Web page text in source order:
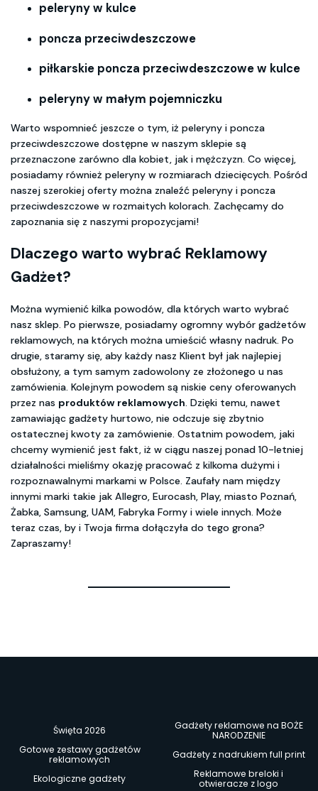
peleryny w kulce
poncza przeciwdeszczowe
piłkarskie poncza przeciwdeszczowe w kulce
peleryny w małym pojemniczku
Warto wspomnieć jeszcze o tym, iż peleryny i poncza
przeciwdeszczowe dostępne w naszym sklepie są
przeznaczone zarówno dla kobiet, jak i mężczyzn. Co więcej,
posiadamy również peleryny w rozmiarach dziecięcych. Pośród
naszej szerokiej oferty można znaleźć peleryny i poncza
przeciwdeszczowe w rozmaitych kolorach. Zachęcamy do
zapoznania się z naszymi propozycjami!
Dlaczego warto wybrać Reklamowy
Gadżet?
Można wymienić kilka powodów, dla których warto wybrać
nasz sklep. Po pierwsze, posiadamy ogromny wybór gadżetów
reklamowych, na których można umieścić własny nadruk. Po
drugie, staramy się, aby każdy nasz Klient był jak najlepiej
obsłużony, a tym samym zadowolony ze złożonego u nas
zamówienia. Kolejnym powodem są niskie ceny oferowanych
przez nas produktów reklamowych. Dzięki temu, nawet
zamawiając gadżety hurtowo, nie odczuje się zbytnio
ostatecznej kwoty za zamówienie. Ostatnim powodem, jaki
chcemy wymienić jest fakt, iż w ciągu naszej ponad 10-letniej
działalności mieliśmy okazję pracować z kilkoma dużymi i
rozpoznawalnymi markami w Polsce. Zaufały nam między
innymi marki takie jak Allegro, Eurocash, Play, miasto Poznań,
Żabka, Samsung, UAM, Fabryka Formy i wiele innych. Może
teraz czas, by i Twoja firma dołączyła do tego grona?
Zapraszamy!
Święta 2026
Gadżety reklamowe na BOŻE
NARODZENIE
Gotowe zestawy gadżetów
reklamowych
Gadżety z nadrukiem full print
Ekologiczne gadżety
Reklamowe breloki i
otwieracze z logo